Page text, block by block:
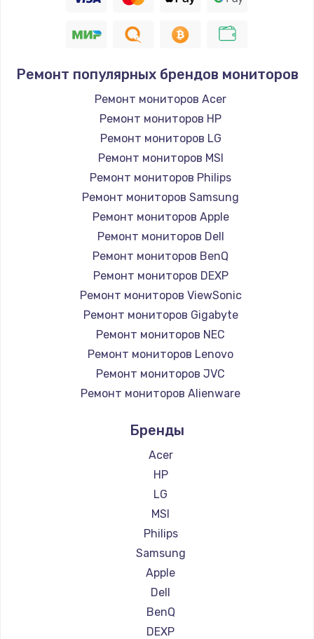
Заказать
Установка драйверов
725 руб.
Заказать
Замена вебкамеры
1260 руб.
Заказать
Ремонт петель крышки
990 руб.
Заказать
Настройка Wi-Fi
1030 руб.
Заказать
Замена шим-контроллера
3900 руб.
Замена HDMI
Заказать
Ремонт популярных брендов мониторов
Ремонт мониторов Acer
Ремонт мониторов HP
Ремонт мониторов LG
Ремонт мониторов MSI
Ремонт мониторов Philips
Ремонт мониторов Samsung
Ремонт мониторов Apple
Ремонт мониторов Dell
Ремонт мониторов BenQ
Ремонт мониторов DEXP
Ремонт мониторов ViewSonic
Ремонт мониторов Gigabyte
Ремонт мониторов NEC
Ремонт мониторов Lenovo
Ремонт мониторов JVC
Ремонт мониторов Alienware
Ремонт мониторов Thunderobot
Ремонт мониторов Hisense
Ремонт мониторов АОС
Ремонт мониторов Ardor
Ремонт мониторов Machenike
Ремонт мониторов iru
Ремонт мониторов Titan Army
Ремонт мониторов iFFALCON
Ремонт мониторов Dahua
Бренды
Acer
HP
LG
MSI
Philips
Samsung
Apple
Dell
BenQ
DEXP